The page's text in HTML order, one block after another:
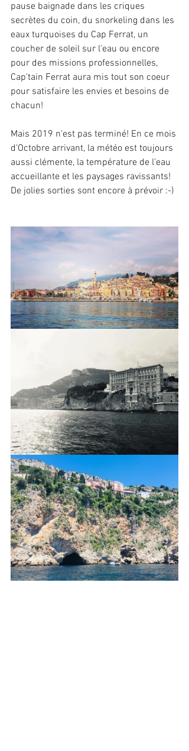
pause baignade dans les criques
secrètes du coin, du snorkeling dans les
eaux turquoises du Cap Ferrat, un
coucher de soleil sur l'eau ou encore
pour des missions professionnelles,
Cap'tain Ferrat aura mis tout son coeur
pour satisfaire les envies et besoins de
chacun!
Mais 2019 n'est pas terminé! En ce mois
d'Octobre arrivant, la météo est toujours
aussi clémente, la température de l'eau
accueillante et les paysages ravissants!
De jolies sorties sont encore à prévoir :-)